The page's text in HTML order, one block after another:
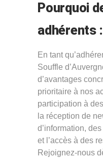
Pourquoi
adhérents :
En tant
Souffle
d’avantages
prioritaire à nos
participation à
la réception de
d’information,
et l’accès à des
Rejoignez-nous